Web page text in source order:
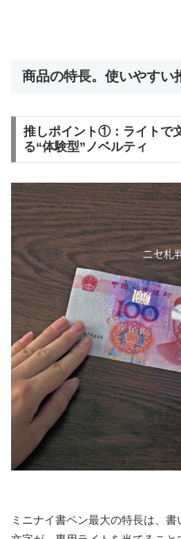
商品の特長。使いやすい
推しポイント①：ライトで
る“体験型”ノベルティ
ミニナイ書ペン最大の特長は、